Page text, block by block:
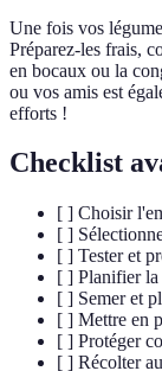
Une fois vos
Préparez-les frais,
en bocaux ou la
ou vos amis est
efforts !
Checklist
[ ] Choisir
[ ]
[ ] Tester et
[ ] Planifier la
[ ] Semer et
[ ] Mettre en
[ ] Protéger
[ ] Récolter